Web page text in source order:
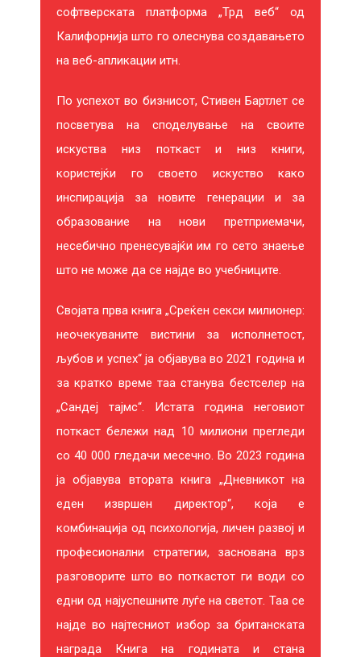
софтверската платформа „Трд веб“ од
Калифорнија што го олеснува создавањето
на веб-апликации итн.
По успехот во бизнисот, Стивен Бартлет се
посветува на споделување на своите
искуства низ поткаст и низ книги,
користејќи го своето искуство како
инспирација за новите генерации и за
образование на нови претприемачи,
несебично пренесувајќи им го сето знаење
што не може да се најде во учебниците.
Својата прва книга „Среќен секси милионер:
неочекуваните вистини за исполнетост,
љубов и успех“ ја објавува во 2021 година и
за кратко време таа станува бестселер на
„Сандеј тајмс“. Истата година неговиот
поткаст бележи над 10 милиони прегледи
со 40 000 гледачи месечно. Во 2023 година
ја објавува втората книга „Дневникот на
еден извршен директор“, која е
комбинација од психологија, личен развој и
професионални стратегии, заснована врз
разговорите што во поткастот ги води со
едни од најуспешните луѓе на светот. Таа се
најде во најтесниот избор за британската
награда Книга на годината и стана